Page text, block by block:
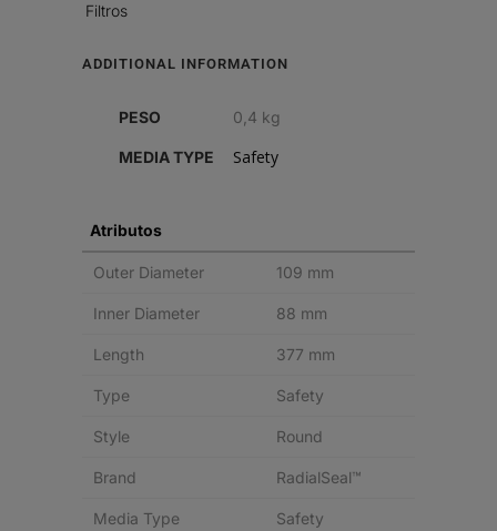
SEGURIDAD
Filtros
ADDITIONAL INFORMATION
PESO 0,4 kg
MEDIA TYPE Safety
Atributos
Outer Diameter 109 mm
Inner Diameter 88 mm
Length 377 mm
Type Safety
Style Round
Brand RadialSeal™
Media Type Safety